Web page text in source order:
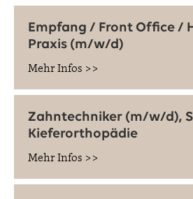
Empfang / Front Office /
Praxis (m/w/d)
Mehr Infos >>
Zahntechniker (m/w/d),
Kieferorthopädie
Mehr Infos >>